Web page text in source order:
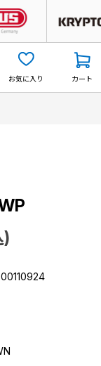
お気に入り カート